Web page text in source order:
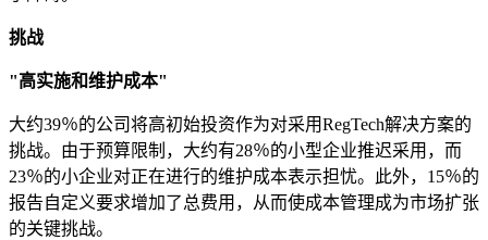
挑战
"高实施和维护成本"
大约39％的公司将高初始投资作为对采用RegTech解决方案的
挑战。由于预算限制，大约有28％的小型企业推迟采用，而
23％的小企业对正在进行的维护成本表示担忧。此外，15％的
报告自定义要求增加了总费用，从而使成本管理成为市场扩张
的关键挑战。